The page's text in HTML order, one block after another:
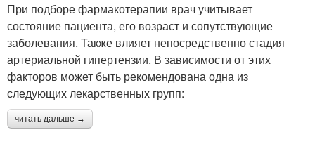
При подборе фармакотерапии врач учитывает
состояние пациента, его возраст и сопутствующие
заболевания. Также влияет непосредственно стадия
артериальной гипертензии. В зависимости от этих
факторов может быть рекомендована одна из
следующих лекарственных групп:
читать дальше →